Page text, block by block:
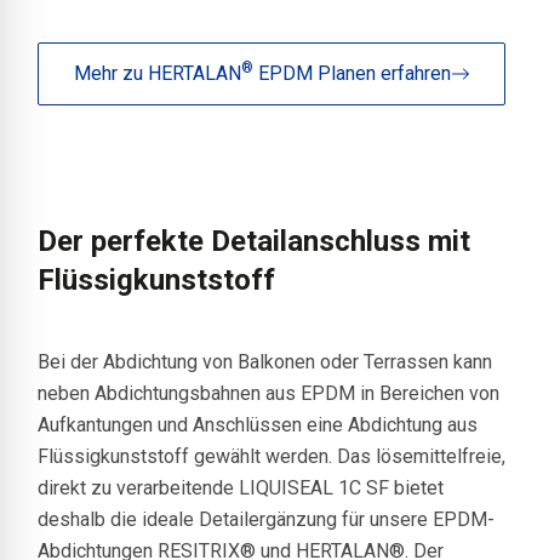
Mehr zu HERTALAN® EPDM Planen erfahren
Der perfekte Detailanschluss mit
Flüssigkunststoff
Bei der Abdichtung von Balkonen oder Terrassen kann
neben Abdichtungsbahnen aus EPDM in Bereichen von
Aufkantungen und Anschlüssen eine Abdichtung aus
Flüssigkunststoff gewählt werden. Das lösemittelfreie,
direkt zu verarbeitende LIQUISEAL 1C SF bietet
deshalb die ideale Detailergänzung für unsere EPDM-
Abdichtungen RESITRIX® und HERTALAN®. Der